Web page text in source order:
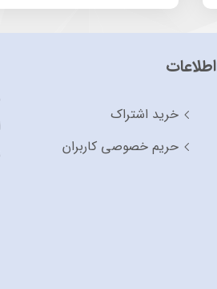
اطلاعات
خرید اشتراک
حریم خصوصی کاربران